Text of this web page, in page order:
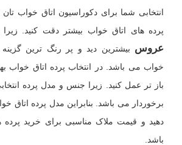
انتخابی شما برای دکوراسیون اتاق خواب
پرده های اتاق خواب بیشتر دقت کنید. زیرا
عروس بیشترین دید و پر رنگ ترین
خواب می باشد. در انتخاب پرده اتاق
باز تر عمل کنید. زیرا جنس و مدل پرده
برخوردار می باشد. بنابراین مدل پرده اتاق
دهید و قیمت ملاک مناسبی برای خرید
باشد.